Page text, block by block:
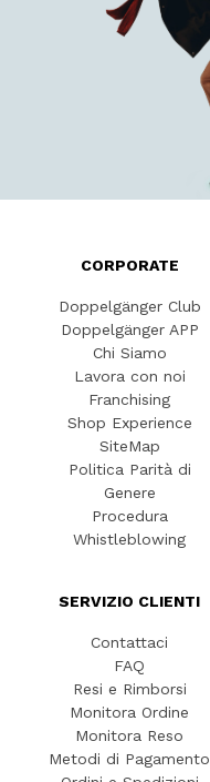
CORPORATE
Doppelgänger Club
Doppelgänger APP
Chi Siamo
Lavora con noi
Franchising
Shop Experience
SiteMap
Politica Parità di
Genere
Procedura
Whistleblowing
SERVIZIO CLIENTI
Contattaci
FAQ
Resi e Rimborsi
Monitora Ordine
Monitora Reso
Metodi di Pagamento